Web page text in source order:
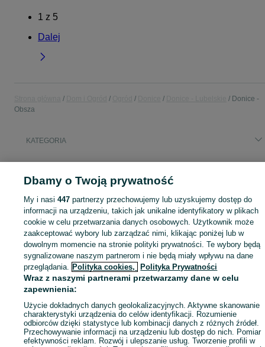
1 z 5
Dalej
Donice -
Obsza
KATEGORIA
Mapa kategorii
Mapa miejscowości
Mapa ministron
Popularne wyszukiwania
Dbamy o Twoją prywatność
My i nasi447 partnerzy przechowujemy lub uzyskujemy dostęp do
informacji na urządzeniu, takich jak unikalne identyfikatory w plikach
cookie w celu przetwarzania danych osobowych. Użytkownik może
zaakceptować wybory lub zarządzać nimi, klikając poniżej lub w
dowolnym momencie na stronie polityki prywatności. Te wybory będą
sygnalizowane naszym partnerom i nie będą miały wpływu na dane
przeglądania. Polityka cookies, Polityka Prywatności
Wraz z naszymi partnerami przetwarzamy dane w celu
zapewnienia:
Użycie dokładnych danych geolokalizacyjnych. Aktywne skanowanie
charakterystyki urządzenia do celów identyfikacji. Rozumienie
odbiorców dzięki statystyce lub kombinacji danych z różnych źródeł.
Przechowywanie informacji na urządzeniu lub dostęp do nich. Pomiar
efektywności reklam. Rozwój i ulepszanie usług. Tworzenie profili w